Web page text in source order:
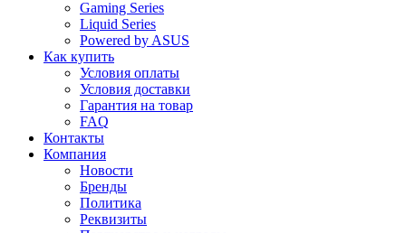
Gaming Series
Liquid Series
Powered by ASUS
Как купить
Условия оплаты
Условия доставки
Гарантия на товар
FAQ
Контакты
Компания
Новости
Бренды
Политика
Реквизиты